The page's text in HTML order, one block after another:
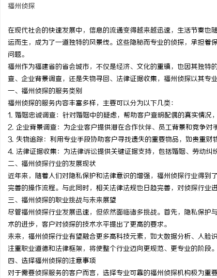
福州侦探
在现代社会的快速发展中，信息的流通变得越来越迅速，生活节奏
运而生，成为了一道独特的风景线。这些隐秘而专业的侦探，承担
问题。
福州作为福建省的省会城市，不仅是经济、文化的重镇，也因其独
查、企业背景调查，还是失物寻回、法律证据收集，福州侦探以其专
一、福州侦探的服务类别
福州侦探的服务内容丰富多样，主要可以分为以下几类：
1. 婚姻忠诚调查：针对婚姻中的疑虑，帮助客户查明配偶的真实情况
2. 企业背景调查：为企业客户提供潜在合作伙伴、员工背景和竞争对
3. 失物追踪：利用专业手段协助客户寻找遗失的重要物品，如贵重财
4. 法律证据收集：为法律诉讼提供关键证据支持，包括婚姻、劳动纠
二、福州侦探行业的发展现状
近年来，随着人们对隐私保护和法律意识的增强，福州侦探行业得
完善的操作流程。与此同时，相关法律法规也日趋完善，对侦探行业
三、福州侦探的职业挑战与未来展望
尽管福州侦探行业发展迅速，但依然面临诸多挑战。首先，隐私保
术的进步，客户对侦探的技术水平提出了更高的要求。
未来，福州侦探行业有望融合更多高科技元素，如大数据分析、人
注重职业道德和法律框架，将使整个行业迈向更规范、更专业的阶段
四、选择福州侦探的注意事项
对于需要侦探服务的客户而言，选择专业可靠的福州侦探机构极为
电影网：新时代影视资源的智能云端平台解 全面解析八哥电影网：